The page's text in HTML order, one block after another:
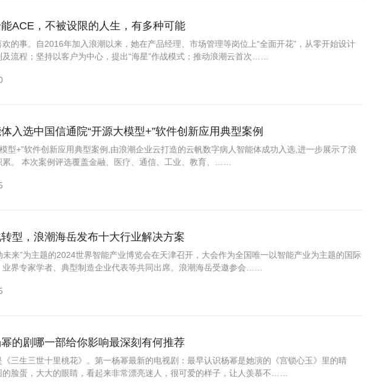
ACE，不被设限的人生，有多种可能
的事。自2016年加入浪潮以来，她在产品经理、市场管理等岗位上“全面开花”，从零开始设计
流程；坚持以客户为中心，提出“海星”作战模式；推动浪潮云首次……
入选中国信通院“开源大模型+”软件创新应用典型案例
型+”软件创新应用典型案例,由浪潮企业云打造的云帆数字病人智能体成功入选,进一步展示了浪
。 本次案例评选覆盖金融、医疗、通信、工业、教育、……
型，浪潮海岳发布十大行业解决方案
来”为主题的2024世界智能产业博览会在天津召开，大会作为全国唯一以智能产业为主题的国际
界专家学者、典型制造企业代表等共同出席。浪潮海岳受邀参会……
的剧哪一部给你影响最深刻有何推荐
三生三世十里桃花》。第一杨幂最新的电视剧：最早认识杨幂是她演的《宫锁心玉》里的晴
的脸蛋，大大的眼睛，看起来非常漂亮迷人，很可爱的样子，让人羡慕不……